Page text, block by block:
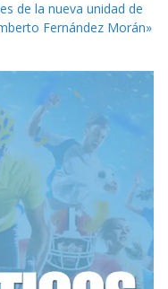
de la nueva unidad de
Fernández Morán»